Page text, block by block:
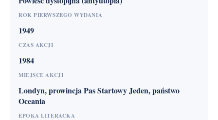
ROK PIERWSZEGO WYDANIA
1949
CZAS AKCJI
1984
MIEJSCE AKCJI
Londyn, prowincja Pas Startowy Jeden, państwo
Oceania
EPOKA LITERACKA